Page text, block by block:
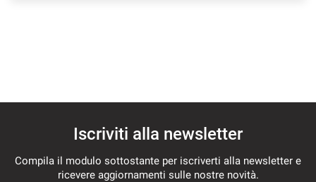
Iscriviti alla newsletter
Compila il modulo sottostante per iscriverti alla newsletter e
ricevere aggiornamenti sulle nostre novità.